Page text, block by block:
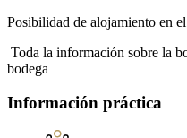
Posibilidad de alojamiento en
Toda la información sobre la
bodega
Información práctica